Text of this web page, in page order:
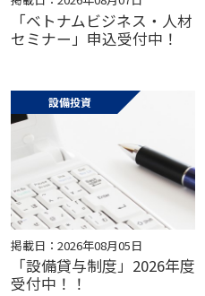
「ベトナムビジネス・人材
セミナー」申込受付中！
設備投資
掲載日：2026年08月05日
「設備貸与制度」2026年度
受付中！！